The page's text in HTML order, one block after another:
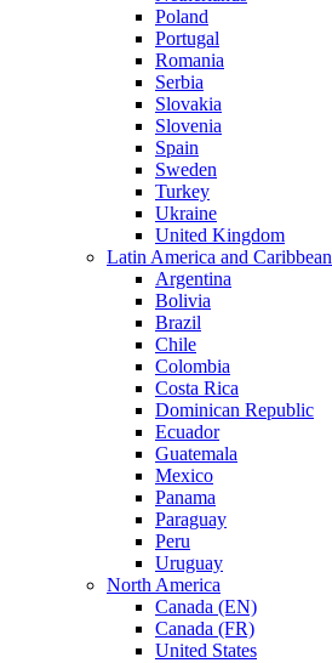
Poland
Portugal
Romania
Serbia
Slovakia
Slovenia
Spain
Sweden
Turkey
Ukraine
United Kingdom
Latin America and Caribbean
Argentina
Bolivia
Brazil
Chile
Colombia
Costa Rica
Dominican Republic
Ecuador
Guatemala
Mexico
Panama
Paraguay
Peru
Uruguay
North America
Canada (EN)
Canada (FR)
United States